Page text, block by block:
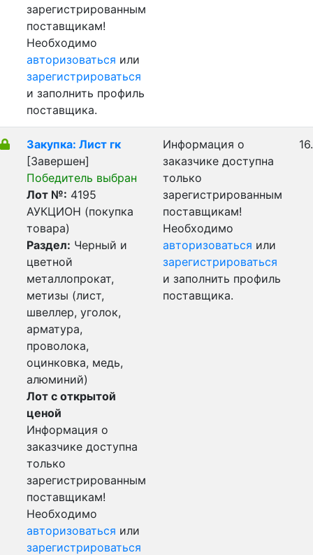
зарегистрированным
поставщикам!
Необходимо
авторизоваться или
зарегистрироваться
и заполнить профиль
поставщика.
Закупка: Лист гк
[Завершен]
Победитель выбран
Лот №: 4195
АУКЦИОН (покупка
товара)
Раздел: Черный и
цветной
металлопрокат,
метизы (лист,
швеллер, уголок,
арматура,
проволока,
оцинковка, медь,
алюминий)
Лот с открытой
ценой
Информация о
заказчике доступна
только
зарегистрированным
поставщикам!
Необходимо
авторизоваться или
зарегистрироваться
Информация о
заказчике доступна
только
зарегистрированным
поставщикам!
Необходимо
авторизоваться или
зарегистрироваться
и заполнить профиль
поставщика.